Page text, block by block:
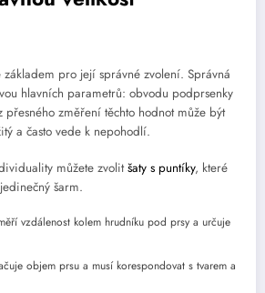
pro její správné zvolení. Správná
hlavních parametrů: obvodu podprsenky
přesného změření těchto hodnot může být
a často vede k nepohodlí.
můžete zvolitšaty s puntíky, které
šarm.
vzdálenost kolem hrudníku pod prsy a určuje
objem prsu a musí korespondovat s tvarem a